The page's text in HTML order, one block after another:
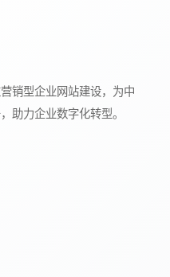
销型企业网站建设，为中
助力企业数字化转型。